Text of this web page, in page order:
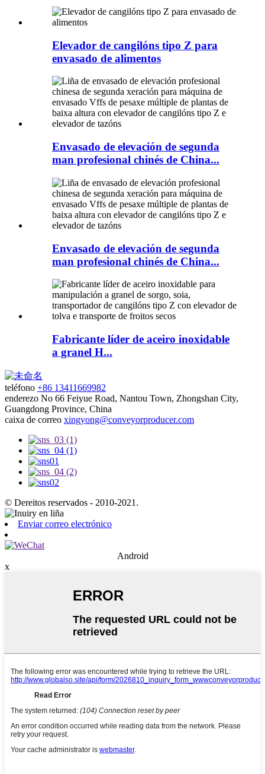
Elevador de cangilóns tipo Z para
envasado de alimentos
Envasado de elevación de segunda
man profesional chinés de China...
Envasado de elevación de segunda
man profesional chinés de China...
Fabricante líder de aceiro inoxidable
a granel H...
teléfono +86 13411669982
enderezo No 66 Feiyue Road, Nantou Town, Zhongshan City,
Guangdong Province, China
caixa de correo xingyong@conveyorproducer.com
© Dereitos reservados - 2010-2021.
Enviar correo electrónico
Android
x